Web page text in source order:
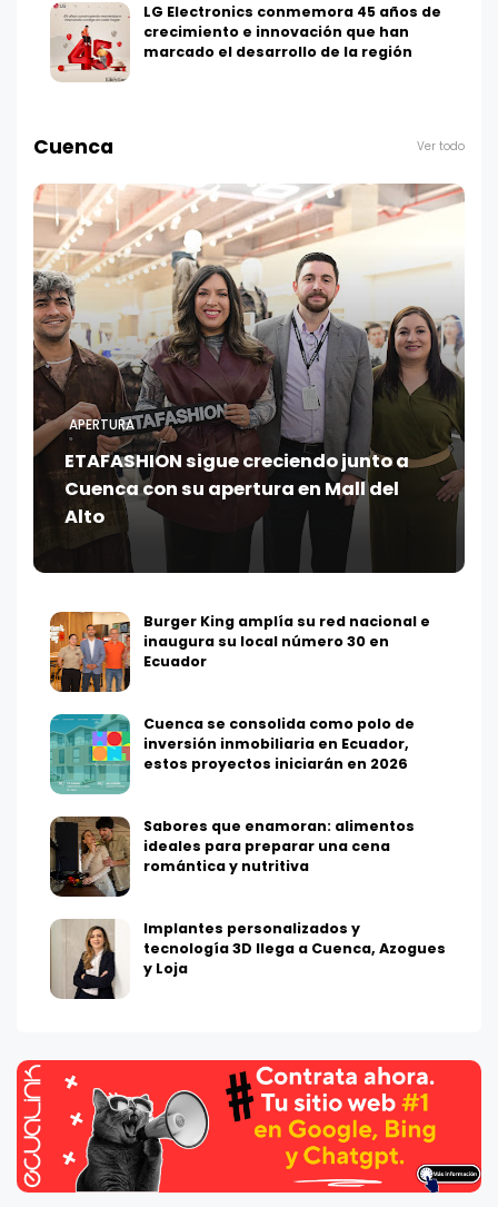
LG Electronics conmemora 45 años de
crecimiento e innovación que han
marcado el desarrollo de la región
Cuenca Ver todo
APERTURA
ETAFASHION sigue creciendo junto a
Cuenca con su apertura en Mall del
Alto
Burger King amplía su red nacional e
inaugura su local número 30 en
Ecuador
Cuenca se consolida como polo de
inversión inmobiliaria en Ecuador,
estos proyectos iniciarán en 2026
Sabores que enamoran: alimentos
ideales para preparar una cena
romántica y nutritiva
Implantes personalizados y
tecnología 3D llega a Cuenca, Azogues
y Loja